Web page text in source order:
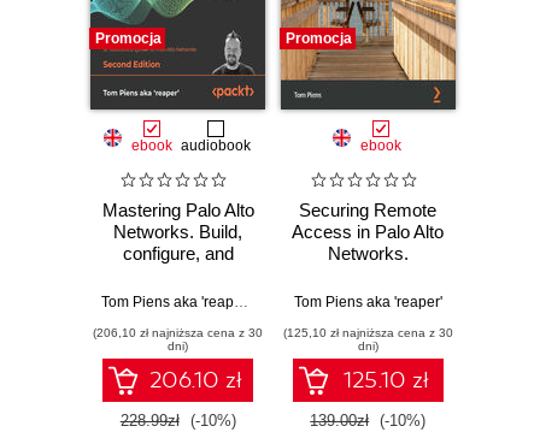
Promocja
ebook audiobook
Mastering Palo Alto
Networks. Build,
configure, and
solutions for your
features of PAN-
OS - Second
Edition
Kim Wens aka 'kiwi'
(206,10 zł najniższa cena z 30
dni)
206.10 zł
228.99zł (-10%)
Promocja
ebook
Securing Remote
Access in Palo Alto
Networks.
techniques to
remote users,
improve your
security posture,
and troubleshoot
next-generation
Tom Piens aka 'reaper'
(125,10 zł najniższa cena z 30
dni)
125.10 zł
139.00zł (-10%)